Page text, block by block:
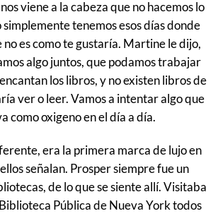
viene a la cabeza que no hacemos lo
tenemos esos días donde
es como te gustaría. Martine le dijo,
algo juntos, que podamos trabajar
los libros, y no existen libros de
ver o leer. Vamos a intentar algo que
como oxigeno en el día a día.
era la primera marca de lujo en
señalan. Prosper siempre fue un
de lo que se siente allí. Visitaba
Pública de Nueva York todos